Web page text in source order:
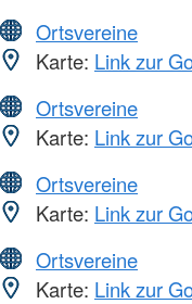
Ortsvereine
Karte: Link zur
Ortsvereine
Karte: Link zur
Ortsvereine
Karte: Link zur
Ortsvereine
Karte: Link zur